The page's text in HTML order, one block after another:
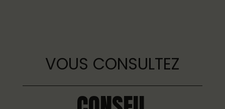
VOUS CONSULTEZ